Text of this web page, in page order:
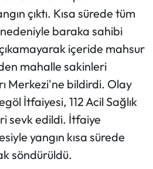
çıktı. Kısa sürede tüm
baraka sahibi
içeride mahsur
mahalle sakinleri
Merkezi'ne bildirdi. Olay
İtfaiyesi, 112 Acil Sağlık
sevk edildi. İtfaiye
yangın kısa sürede
söndürüldü.